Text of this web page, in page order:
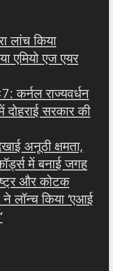
लांच किया
एमियो एज एयर
कर्नल राज्यवर्धन
सरकार की
अनूठी क्षमता,
में बनाई जगह
और कोटक
किया ‘एआई